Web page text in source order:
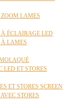
LAMES
ÉCLAIRAGE LED
LAMES
LED ET STORES
ET STORES SCREEN
STORES